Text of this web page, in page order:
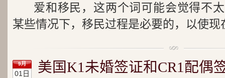
爱和移民，这两个词可能会觉得不
某些情况下，移民过程是必要的，以使
9月
01日 美国K1未婚签证和CR1配偶